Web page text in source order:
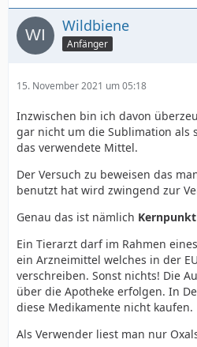
Wildbiene
Anfänger
15. November 2021 um 05:18
Inzwischen bin ich davon
gar nicht um die Sublimation als
das verwendete Mittel.
Der Versuch zu beweisen das
benutzt hat wird zwingend zur
Genau das ist nämlich
Ein Tierarzt darf im Rahmen
ein Arzneimittel welches in der
verschreiben. Sonst nichts! Die
über die Apotheke erfolgen. In
diese Medikamente nicht kaufen.
Als Verwender liest man nur